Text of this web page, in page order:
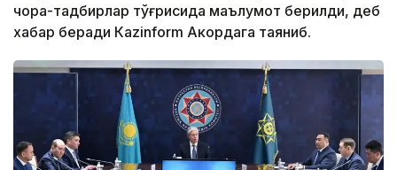
чора-тадбирлар тўғрисида маълумот берилди, деб
хабар беради Каzinform Акордага таяниб.